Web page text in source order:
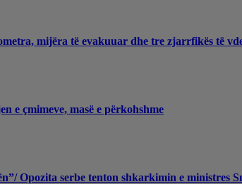
mijëra të evakuuar dhe tre zjarrfikës të
e çmimeve, masë e përkohshme
Opozita serbe tenton shkarkimin e ministres